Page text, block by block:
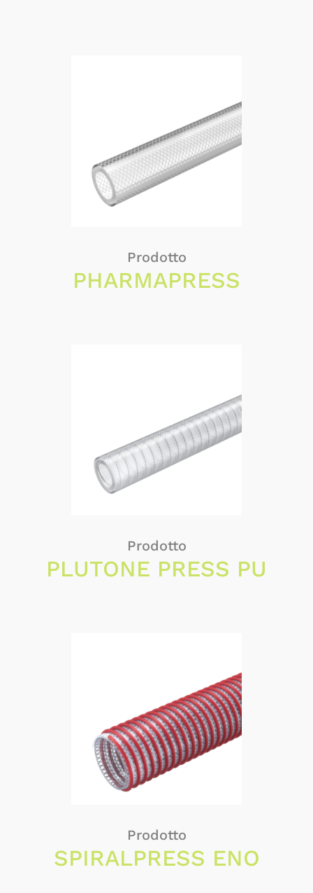
Prodotto
PHARMAPRESS
Prodotto
PLUTONE PRESS PU
Prodotto
SPIRALPRESS ENO